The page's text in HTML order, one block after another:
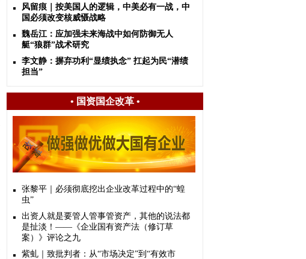
风留痕｜按美国人的逻辑，中美必有一战，中
国必须改变核威慑战略
魏岳江：应加强未来海战中如何防御无人
艇“狼群”战术研究
李文静：摒弃功利“显绩执念” 扛起为民“潜绩
担当”
• 国资国企改革•
张黎平｜必须彻底挖出企业改革过程中的“蝗
虫”
出资人就是要管人管事管资产，其他的说法都
是扯淡！——《企业国有资产法（修订草
案）》评论之九
紫虬｜致批判者：从“市场决定”到“有效市